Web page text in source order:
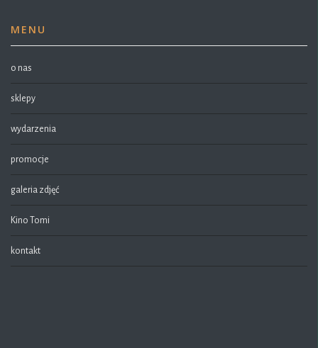
MENU
o nas
sklepy
wydarzenia
promocje
galeria zdjęć
Kino Tomi
kontakt